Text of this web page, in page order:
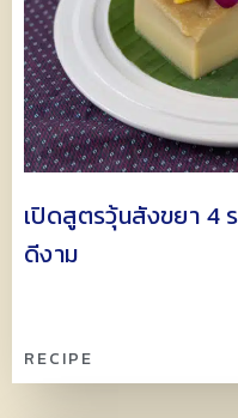
เปิดสูตรวุ้นสังขยา 4
ดีงาม
RECIPE